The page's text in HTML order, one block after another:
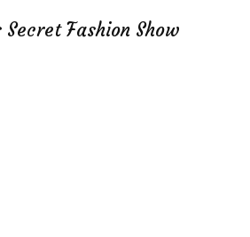
Secret Fashion Show